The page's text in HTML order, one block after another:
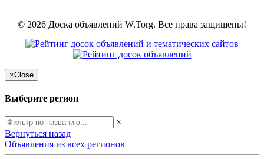
© 2026 Доска объявлений W.Torg. Все права защищены!
×Close
Выберите регион
×
Вернуться назад
Объявления из всех регионов